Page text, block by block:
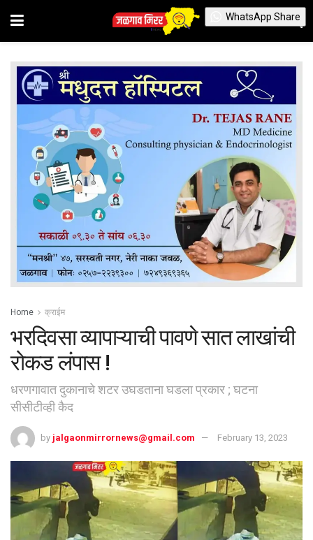
Home क्राईम
भरदिवसा व्यापाऱ्याची पावणे सात लाखांची
रोकड लंपास !
धरणगावात दुकानाचे शटर उघडताना घडला प्रकार ; घटना
सीसीटीव्ही कैद
by jalgaonmirrornews@gmail.com February 13, 2023
WhatsApp Share